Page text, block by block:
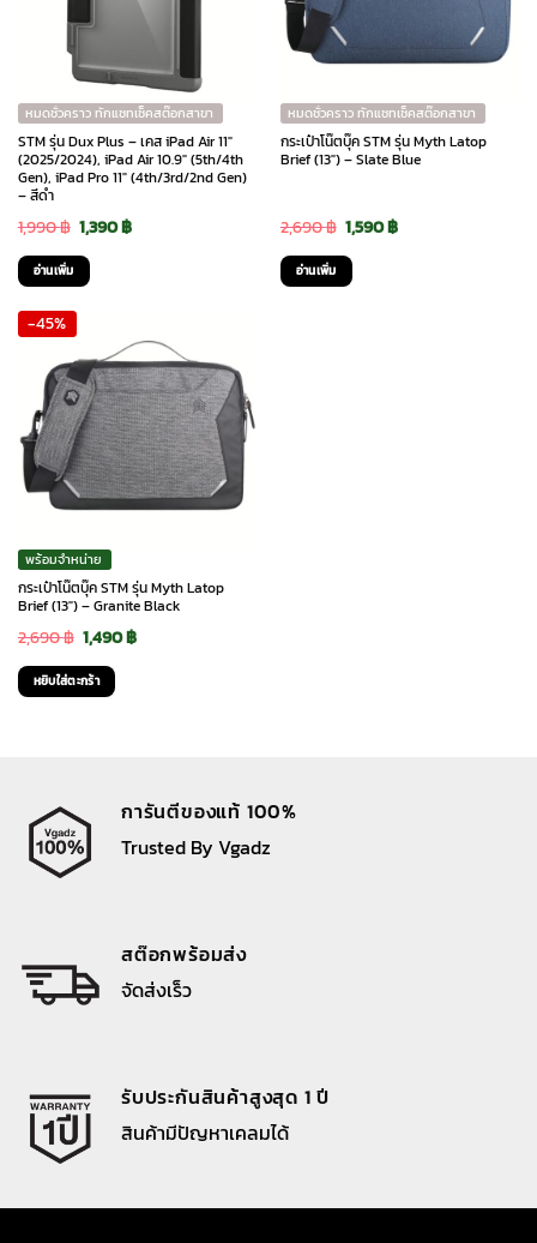
หมดชั่วคราว ทักแชทเช็คสต๊อกสาขา
STM รุ่น Dux Plus – เคส iPad Air 11″
(2025/2024), iPad Air 10.9″ (5th/4th
Gen), iPad Pro 11″ (4th/3rd/2nd Gen)
– สีดำ
1,990฿ Original
price
was:
1,390฿Current
อ่านเพิ่ม
หมดชั่วคราว ทักแชทเช็คสต๊อกสาขา
กระเป๋าโน๊ตบุ๊ค STM รุ่น Myth Latop
Brief (13″) – Slate Blue
2,690฿ Original
price
was:
1,590฿Current
อ่านเพิ่ม
-45%
พร้อมจำหน่าย
กระเป๋าโน๊ตบุ๊ค STM รุ่น Myth Latop
Brief (13″) – Granite Black
2,690฿ Original
price
was:
1,490฿Current
หยิบใส่ตะกร้า
การันตีของแท้ 100%
Trusted By Vgadz
สต๊อกพร้อมส่ง
จัดส่งเร็ว
รับประกันสินค้าสูงสุด 1 ปี
สินค้ามีปัญหาเคลมได้